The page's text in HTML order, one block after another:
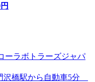
円
ーラボトラーズジャパ
沢橋駅から自動車5分